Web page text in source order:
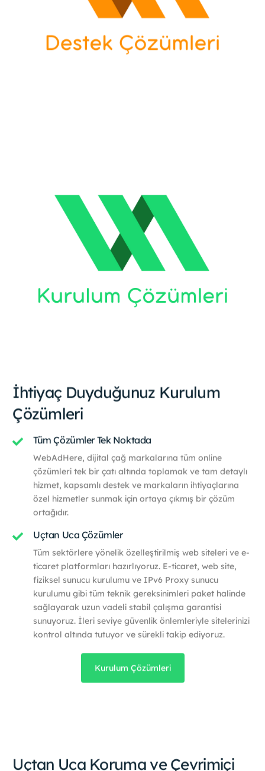
İhtiyaç Duyduğunuz Kurulum
Çözümleri
Tüm Çözümler Tek Noktada
WebAdHere, dijital çağ markalarına tüm online
çözümleri tek bir çatı altında toplamak ve tam detaylı
hizmet, kapsamlı destek ve markaların ihtiyaçlarına
özel hizmetler sunmak için ortaya çıkmış bir çözüm
ortağıdır.
Uçtan Uca Çözümler
Tüm sektörlere yönelik özelleştirilmiş web siteleri ve e-
ticaret platformları hazırlıyoruz. E-ticaret, web site,
fiziksel sunucu kurulumu ve IPv6 Proxy sunucu
kurulumu gibi tüm teknik gereksinimleri paket halinde
sağlayarak uzun vadeli stabil çalışma garantisi
sunuyoruz. İleri seviye güvenlik önlemleriyle sitelerinizi
kontrol altında tutuyor ve sürekli takip ediyoruz.
Kurulum Çözümleri
Uçtan Uca Koruma ve Çevrimiçi